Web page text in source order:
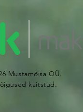
Mustamõisa OÜ.
kaitstud.